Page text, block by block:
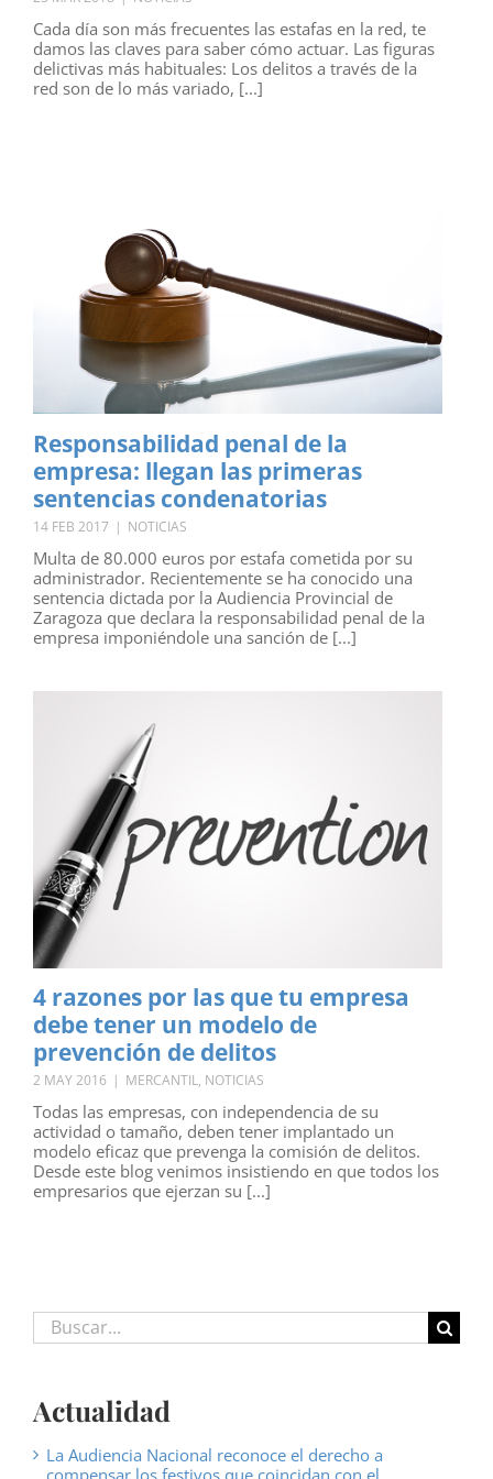
Cada día son más frecuentes las estafas en la red, te
damos las claves para saber cómo actuar. Las figuras
delictivas más habituales: Los delitos a través de la
red son de lo más variado, [...]
Responsabilidad penal de la
empresa: llegan las primeras
sentencias condenatorias
14 FEB 2017 | NOTICIAS
Multa de 80.000 euros por estafa cometida por su
administrador. Recientemente se ha conocido una
sentencia dictada por la Audiencia Provincial de
Zaragoza que declara la responsabilidad penal de la
empresa imponiéndole una sanción de [...]
4 razones por las que tu empresa
debe tener un modelo de
prevención de delitos
2 MAY 2016 | MERCANTIL, NOTICIAS
Todas las empresas, con independencia de su
actividad o tamaño, deben tener implantado un
modelo eficaz que prevenga la comisión de delitos.
Desde este blog venimos insistiendo en que todos los
empresarios que ejerzan su [...]
Buscar:
Actualidad
La Audiencia Nacional reconoce el derecho a
compensar los festivos que coincidan con el